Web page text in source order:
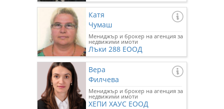
Катя
Чумаш
Мениджър и брокер на агенция за
недвижими имоти
Лъки 288 ЕООД
Вера
Филчева
Мениджър и брокер на агенция за
недвижими имоти
ХЕПИ ХАУС ЕООД